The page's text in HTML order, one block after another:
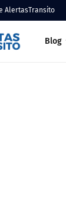
AlertasTransito
Blog